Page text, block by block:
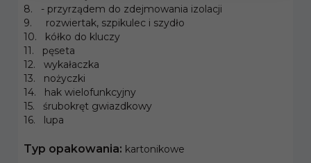
8. - przyrządem do zdejmowania izolacji
9. rozwiertak, szpikulec i szydło
10. kółko do kluczy
11. pęseta
12. wykałaczka
13. nożyczki
14. hak wielofunkcyjny
15. śrubokręt gwiazdkowy
16. lupa
Typ opakowania: kartonikowe